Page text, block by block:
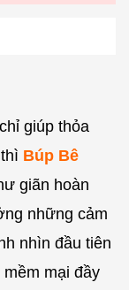
giúp thỏa
Búp Bê
giãn hoàn
những cảm
nhìn đầu tiên
mại đầy